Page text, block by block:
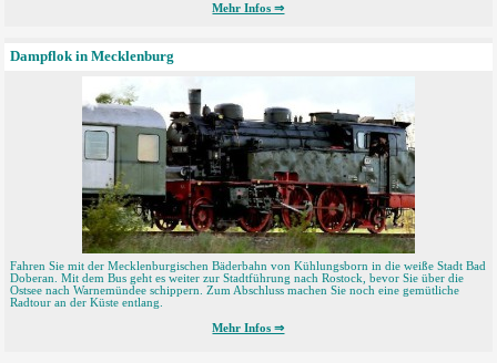
Mehr Infos ⇒
Dampflok in Mecklenburg
Fahren Sie mit der Mecklenburgischen Bäderbahn von Kühlungsborn in die weiße Stadt Bad
Doberan. Mit dem Bus geht es weiter zur Stadtführung nach Rostock, bevor Sie über die
Ostsee nach Warnemündee schippern. Zum Abschluss machen Sie noch eine gemütliche
Radtour an der Küste entlang.
Mehr Infos ⇒